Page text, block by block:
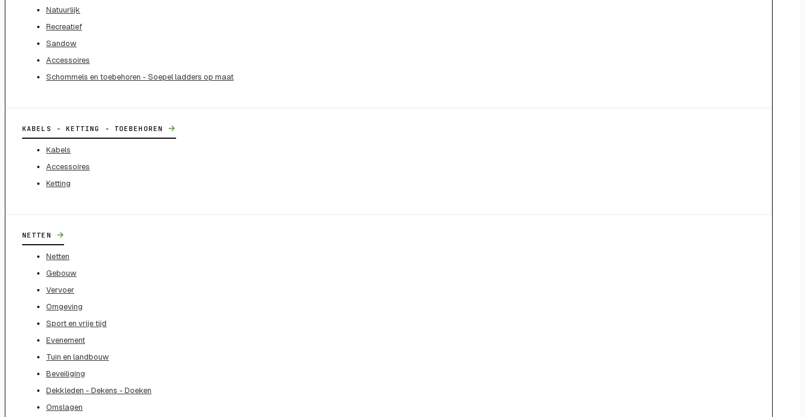
Natuurlijk
Recreatief
Sandow
Accessoires
Schommels en toebehoren - Soepel ladders op maat
KABELS - KETTING - TOEBEHOREN →
Kabels
Accessoires
Ketting
NETTEN →
Netten
Gebouw
Vervoer
Omgeving
Sport en vrije tijd
Evenement
Tuin en landbouw
Beveiliging
Dekkleden - Dekens - Doeken
Omslagen